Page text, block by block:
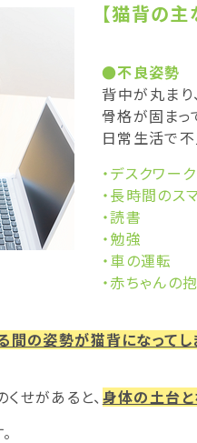
【猫背の主
●不良姿勢
背中が丸まり
骨格が固まっ
日常生活で不
・デスクワー
・長時間のス
・読書
・勉強
・車の運転
・赤ちゃんの
間の姿勢が猫背になってし
せがあると、 身体の土台